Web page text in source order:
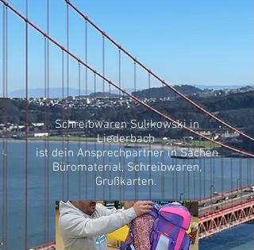
Schreibwaren Sulikowski in
Liederbach
ist dein Ansprechpartner in Sachen
Büromaterial, Schreibwaren,
Grußkarten.